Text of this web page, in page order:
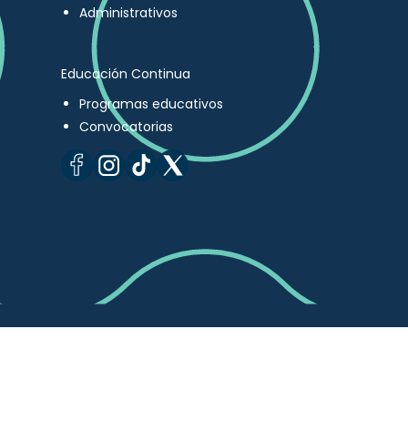
Administrativos
Educación Continua
Programas educativos
Convocatorias